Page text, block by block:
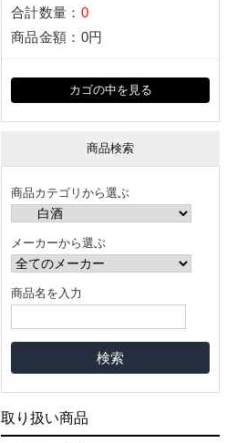
合計数量： 0
商品金額： 0円
カゴの中を見る
商品検索
商品カテゴリから選ぶ
メーカーから選ぶ
商品名を入力
取り扱い商品